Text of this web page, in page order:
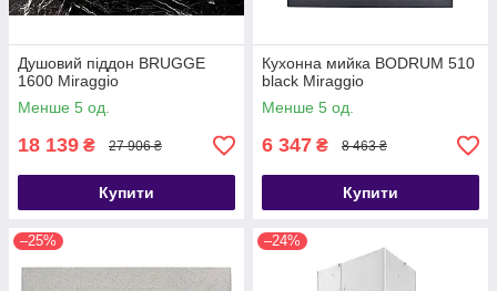
Душовий піддон BRUGGE
1600 Miraggio
Менше 5 од.
18 139 ₴ 27 906 ₴
Купити
Кухонна мийка BODRUM 510
black Miraggio
Менше 5 од.
6 347 ₴ 8 463 ₴
Купити
–25% –24%